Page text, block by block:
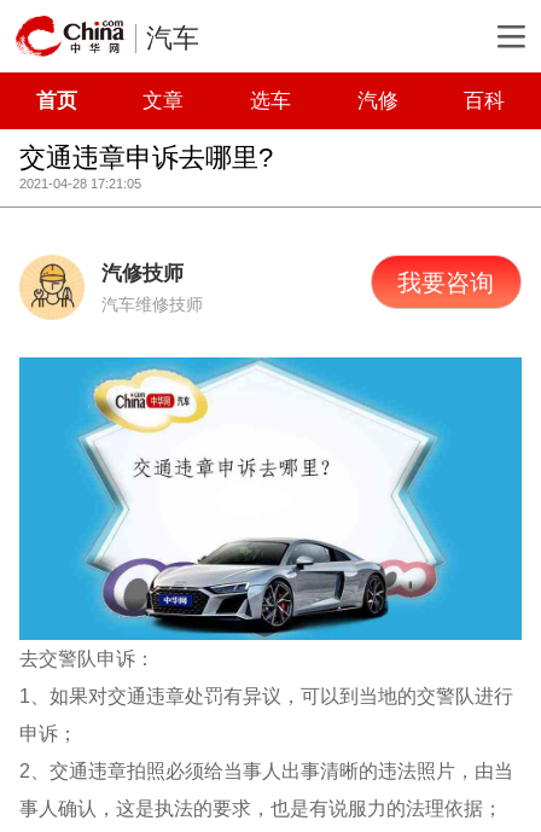
汽车
首页 文章 选车 汽修 百科
交通违章申诉去哪里?
2021-04-28 17:21:05
汽修技师
汽车维修技师
我要咨询
去交警队申诉：
1、如果对交通违章处罚有异议，可以到当地的交警队进行
申诉；
2、交通违章拍照必须给当事人出事清晰的违法照片，由当
事人确认，这是执法的要求，也是有说服力的法理依据；